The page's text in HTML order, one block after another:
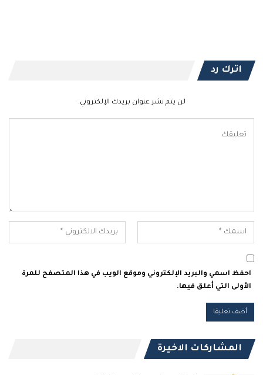
اترك رد
لن يتم نشر عنوان بريدك الإلكتروني.
احفظ اسمي والبريد الإلكتروني وموقع الويب في هذا المتصفح للمرة
الأولى التي أعلق فيها.
المشاركات الاخيرة